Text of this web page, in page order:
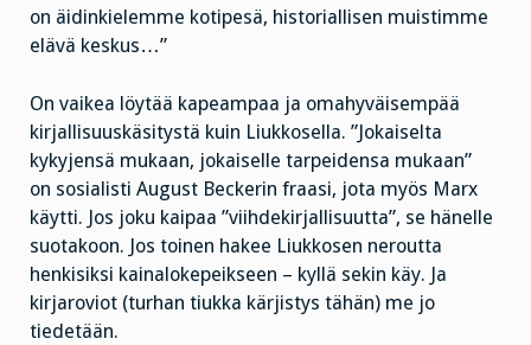
on äidinkielemme kotipesä, historiallisen muistimme
elävä keskus…”
On vaikea löytää kapeampaa ja omahyväisempää
kirjallisuuskäsitystä kuin Liukkosella. ”Jokaiselta
kykyjensä mukaan, jokaiselle tarpeidensa mukaan”
on sosialisti August Beckerin fraasi, jota myös Marx
käytti. Jos joku kaipaa ”viihdekirjallisuutta”, se hänelle
suotakoon. Jos toinen hakee Liukkosen neroutta
henkisiksi kainalokepeikseen – kyllä sekin käy. Ja
kirjaroviot (turhan tiukka kärjistys tähän) me jo
tiedetään.